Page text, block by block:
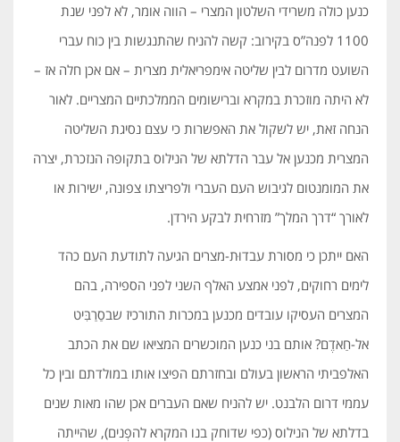
כנען כולה משרידי השלטון המצרי – הווה אומר, לא לפני שנת
1100 לפנה”ס בקירוב: קשה להניח שהתנגשות בין כוח עברי
השועט מדרום לבין שליטה אימפריאלית מצרית – אם אכן חלה אז –
לא היתה מוזכרת במקרא וברישומים הממלכתיים המצריים. לאור
הנחה זאת, יש לשקול את האפשרות כי עצם נסיגת השליטה
המצרית מכנען אל עבר הדלתא של הנילוס בתקופה הנזכרת, יצרה
את המומנטום לגיבוש העם העברי ולפריצתו צפונה, ישירות או
לאורך “דרך המלך” מזרחית לבקע הירדן.
האם ייתכן כי מסורת עבדוּת-מצרים הגיעה לתודעת העם כהד
לימים רחוקים, לפני אמצע האלף השני לפני הספירה, בהם
המצרים העסיקו עובדים מכנען במכרות התורכיז שבסַרַבִּיט
אל-חַאדֶם? אותם בני כנען המוכשרים המציאו שם את הכתב
האלפביתי הראשון בעולם ובחזרתם הפיצו אותו במולדתם ובין כל
עממי דרום הלבנט. יש להניח שאם העברים אכן שהו מאות שנים
בדלתא של הנילוס (כפי שדוחק בנו המקרא להפְנים), שהייתה